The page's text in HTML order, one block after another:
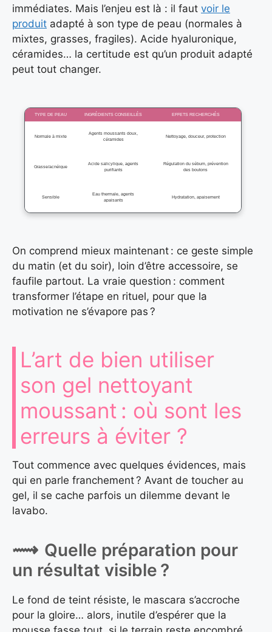
immédiates. Mais l’enjeu est là : il faut voir le
produit adapté à son type de peau (normales à
mixtes, grasses, fragiles). Acide hyaluronique,
céramides… la certitude est qu’un produit adapté
peut tout changer.
TYPE DE PEAU INGRÉDIENTS CONSEILLÉS EFFETS RECHERCHÉS
Normale à mixte
Agents moussants doux,
céramides
Nettoyage, douceur, protection
Grasse/acnéique
Acide salicylique, agents
purifiants
Régulation du sébum, prévention
des boutons
Sensible
Eau thermale, agents
apaisants
Hydratation, apaisement
On comprend mieux maintenant : ce geste simple
du matin (et du soir), loin d’être accessoire, se
faufile partout. La vraie question : comment
transformer l’étape en rituel, pour que la
motivation ne s’évapore pas ?
L’art de bien utiliser
son gel nettoyant
moussant : où sont les
erreurs à éviter ?
Tout commence avec quelques évidences, mais
qui en parle franchement ? Avant de toucher au
gel, il se cache parfois un dilemme devant le
lavabo.
Quelle préparation pour
un résultat visible ?
Le fond de teint résiste, le mascara s’accroche
pour la gloire… alors, inutile d’espérer que la